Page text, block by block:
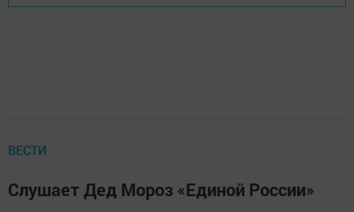
ВЕСТИ
Слушает Дед Мороз «Единой России»